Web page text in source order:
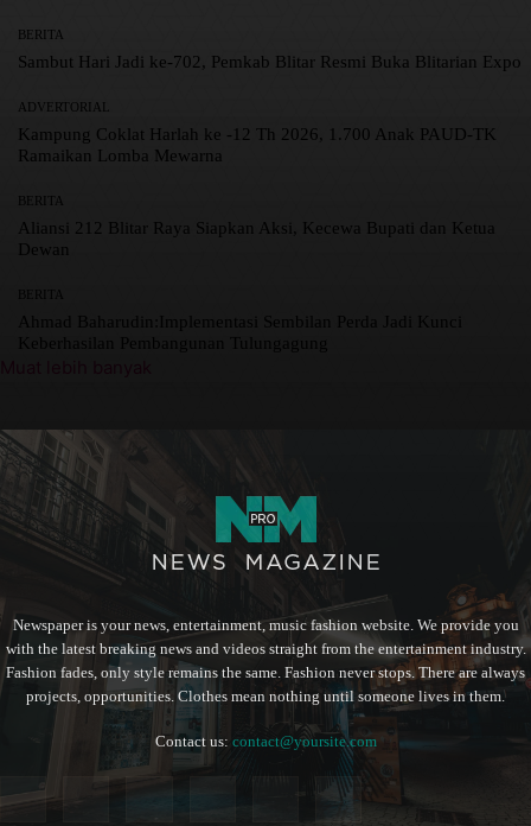
BERITA
Sambut Hari Jadi ke-702, Pemkab Blitar Resmi Buka Blitarian Expo
ADVERTORIAL
Kampung Coklat Harlah ke -12 Th 2026, 1.700 Anak PAUD-TK
Ramaikan Lomba Mewarna
BERITA
Aliansi 212 Blitar Raya Siapkan Aksi, Kecewa Bupati dan Ketua
Dewan
BERITA
Ahmad Baharudin:Implementasi Sembilan Perda Jadi Kunci
Keberhasilan Pembangunan Tulungagung
Newspaper is your news, entertainment, music fashion website. We provide you
with the latest breaking news and videos straight from the entertainment industry.
Fashion fades, only style remains the same. Fashion never stops. There are always
projects, opportunities. Clothes mean nothing until someone lives in them.
Contact us: contact@yoursite.com